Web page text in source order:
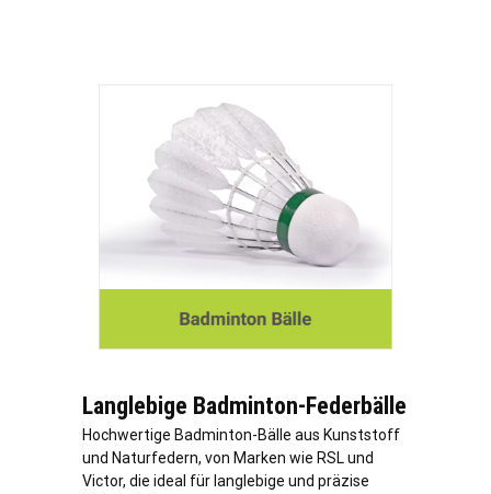
Langlebige Badminton-Federbälle
Hochwertige Badminton-Bälle aus Kunststoff
und Naturfedern, von Marken wie RSL und
Victor, die ideal für langlebige und präzise